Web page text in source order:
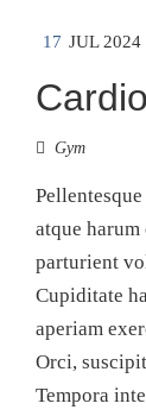
17 JUL 2024
Gym
atque
parturient
Cupiditate
aperiam
Orci,
Tempora